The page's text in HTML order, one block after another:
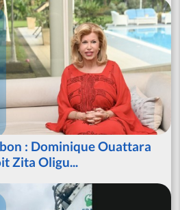
: Dominique Ouattara
Zita Oligu...